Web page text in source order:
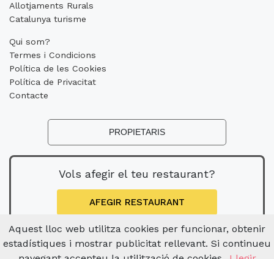
Allotjaments Rurals
Catalunya turisme
Qui som?
Termes i Condicions
Política de les Cookies
Política de Privacitat
Contacte
PROPIETARIS
Vols afegir el teu restaurant?
AFEGIR RESTAURANT
Aquest lloc web utilitza cookies per funcionar, obtenir
estadístiques i mostrar publicitat rellevant. Si continueu